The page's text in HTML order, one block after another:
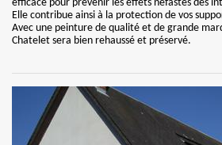
efficace pour prévenir les effets néfastes des
Elle contribue ainsi à la protection de vos
Avec une peinture de qualité et de grande
Chatelet sera bien rehaussé et préservé.